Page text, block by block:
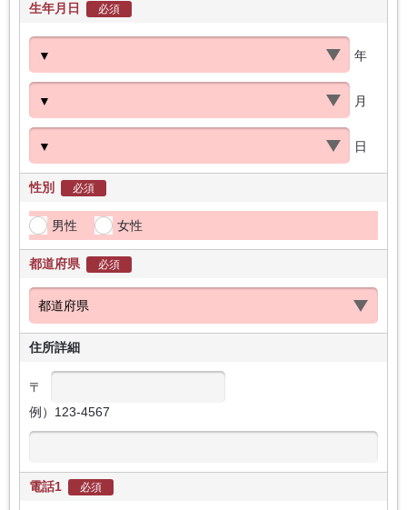
生年月日 必須
年
月
日
性別 必須
男性 女性
都道府県 必須
住所詳細
〒
例）123-4567
電話1 必須